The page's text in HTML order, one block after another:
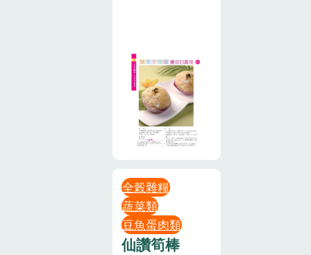
全榖雜糧
蔬菜類
豆魚蛋肉類
仙讚筍棒